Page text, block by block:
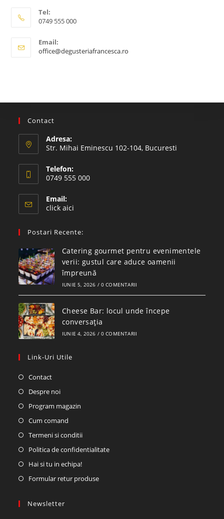
Tel:
0749 555 000
Email:
office@degusteriafrancesca.ro
Contact
Adresa:
Str. Mihai Eminescu 102-104, Bucuresti
Telefon:
0749 555 000
Email:
click aici
Postari Recente:
Catering gourmet pentru evenimentele
verii: gustul care aduce oamenii
împreună
IUNIE 5, 2026 / 0 COMENTARII
Cheese Bar: locul unde începe
conversația
IUNIE 4, 2026 / 0 COMENTARII
Link-Uri Utile
Contact
Despre noi
Program magazin
Cum comand
Termeni si conditii
Politica de confidentialitate
Hai si tu in echipa!
Formular retur produse
Newsletter